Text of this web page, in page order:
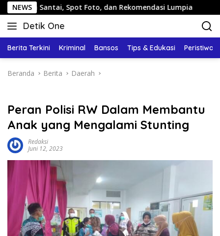
Langsung
ke
konten
NEWS
Spot Foto, dan Rekomendasi Lumpia Panduan
Detik One
Tajam
Fakta
Berita Terkini Kriminal Bansos Tips & Edukasi Peristiwa
Beranda Berita Daerah
Peran Polisi RW Dalam Membantu
Anak yang Mengalami Stunting
Redaksi
Juni 12, 2023